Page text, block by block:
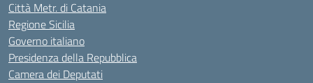
Città Metr. di Catania
Regione Sicilia
Governo italiano
Presidenza della Repubblica
Camera dei Deputati